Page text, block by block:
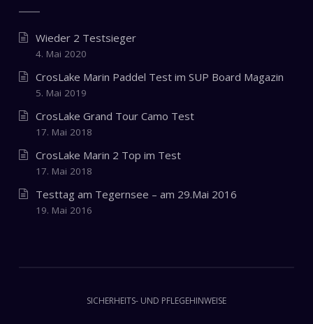
Wieder 2 Testsieger
4. Mai 2020
CrosLake Marin Paddel Test im SUP Board Magazin
5. Mai 2019
CrosLake Grand Tour Camo Test
17. Mai 2018
CrosLake Marin 2 Top im Test
17. Mai 2018
Testtag am Tegernsee – am 29.Mai 2016
19. Mai 2016
SICHERHEITS- UND PFLEGEHINWEISE